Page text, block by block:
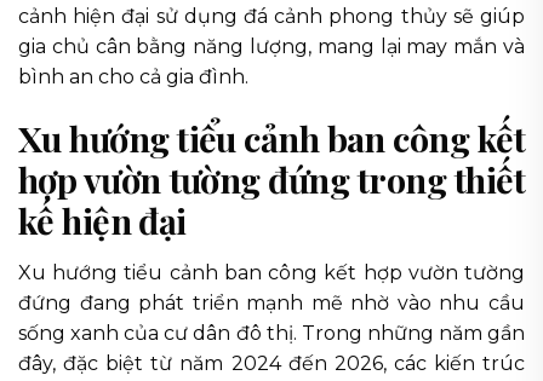
cảnh hiện đại sử dụng đá cảnh phong thủy sẽ giúp
gia chủ cân bằng năng lượng, mang lại may mắn và
bình an cho cả gia đình.
Xu hướng tiểu cảnh ban công kết
hợp vườn tường đứng trong thiết
kế hiện đại
Xu hướng tiểu cảnh ban công kết hợp vườn tường
đứng đang phát triển mạnh mẽ nhờ vào nhu cầu
sống xanh của cư dân đô thị. Trong những năm gần
đây, đặc biệt từ năm 2024 đến 2026, các kiến trúc